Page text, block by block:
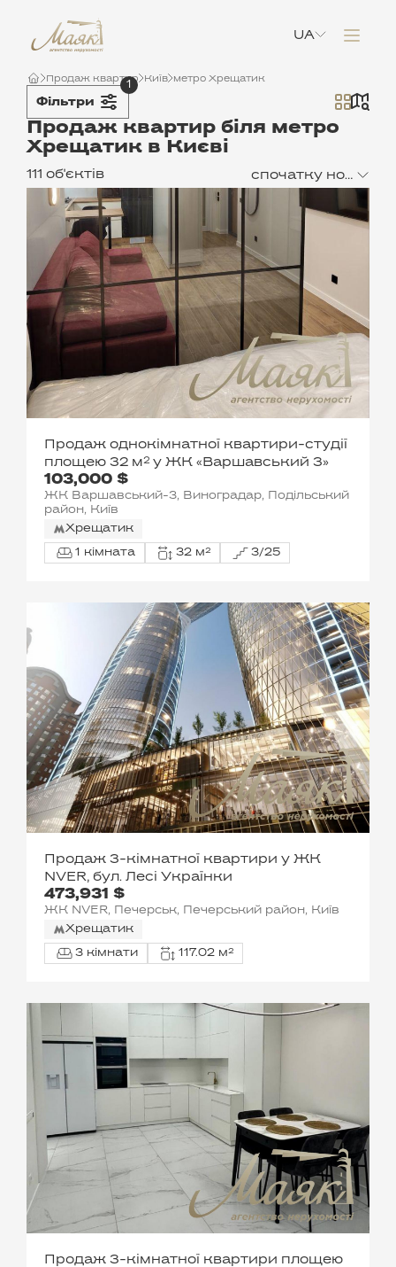
UA
Продаж квартир Київ метро Хрещатик
1
Фільтри
Продаж квартир біля метро
Хрещатик в Києві
111 об'єктів спочатку нові
103,000 $
Продаж однокімнатної квартири-студії
площею 32 м² у ЖК «Варшавський 3»
ЖК Варшавський-3, Виноградар, Подільський
район, Київ
Хрещатик
1 кімната 32 м² 3/25
473,931 $
Продаж 3-кімнатної квартири у ЖК
NVER, бул. Лесі Українки
ЖК NVER, Печерськ, Печерський район, Київ
Хрещатик
3 кімнати 117.02 м²
Продаж 3-кімнатної квартири площею